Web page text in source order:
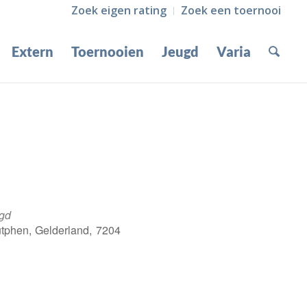
Zoek eigen rating Zoek een toernooi
Extern Toernooien Jeugd Varia
Gelderland, 7204